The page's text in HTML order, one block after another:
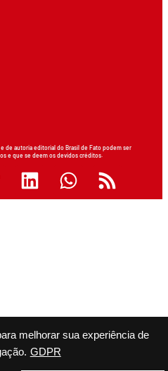
melhorar sua experiência de
GDPR
de autoria editorial do Brasil de Fato podem ser
e que se deem os devidos créditos.